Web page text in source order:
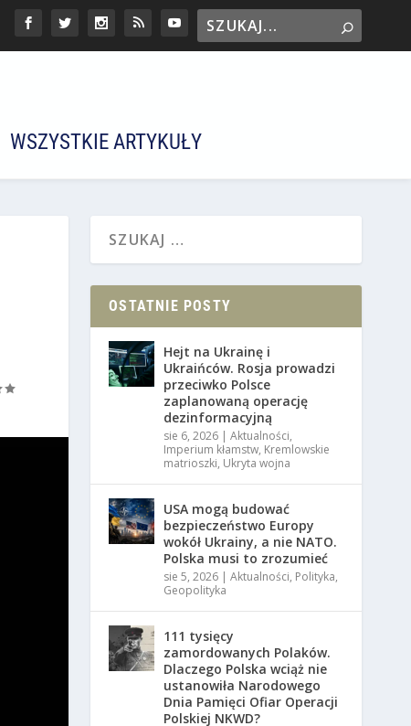
WSZYSTKIE ARTYKUŁY
OSTATNIE POSTY
Hejt na Ukrainę i
Ukraińców. Rosja prowadzi
przeciwko Polsce
zaplanowaną operację
dezinformacyjną
sie 6, 2026 |Aktualności,
Imperium kłamstw, Kremlowskie
matrioszki, Ukryta wojna
USA mogą budować
bezpieczeństwo Europy
wokół Ukrainy, a nie NATO.
Polska musi to zrozumieć
sie 5, 2026 |Aktualności, Polityka,
Geopolityka
111 tysięcy
zamordowanych Polaków.
Dlaczego Polska wciąż nie
ustanowiła Narodowego
Dnia Pamięci Ofiar Operacji
Polskiej NKWD?